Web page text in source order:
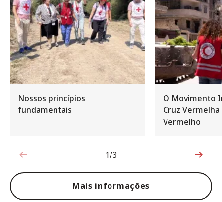
Nossos princípios
fundamentais
O Movimento
Cruz
Vermelho
1 de 3
1/3
Mais informações